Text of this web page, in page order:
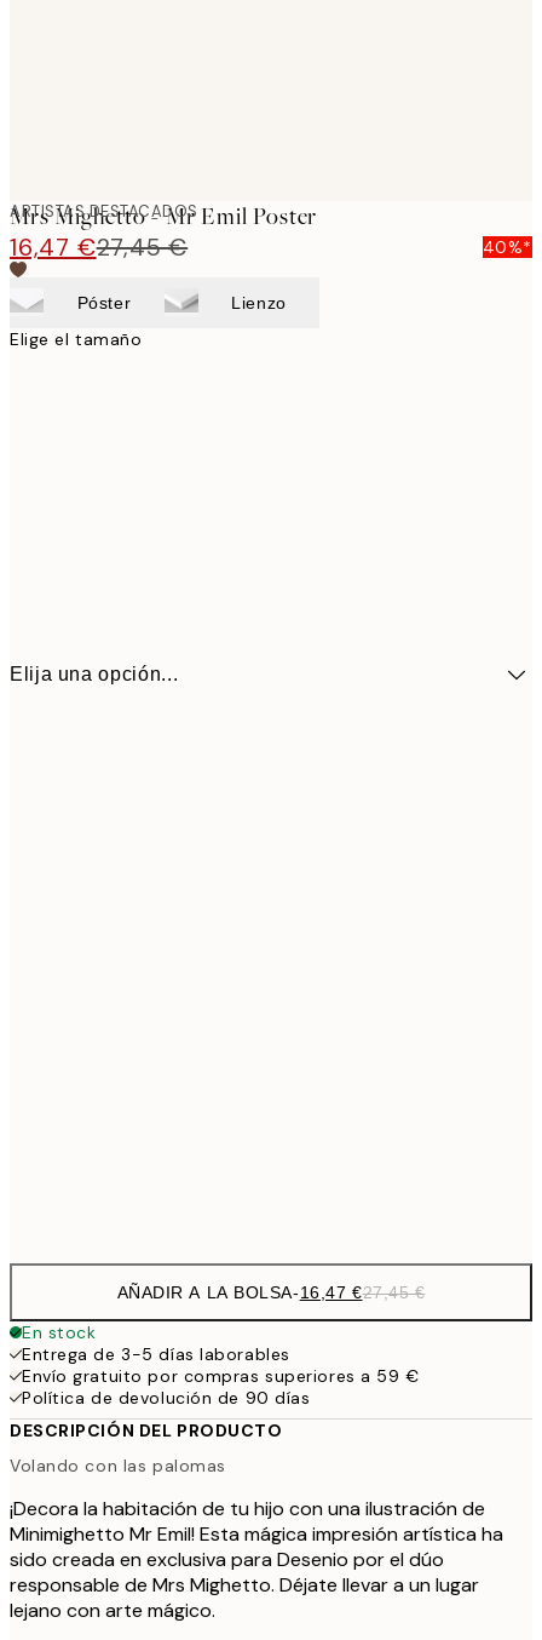
ARTISTAS DESTACADOS
Mrs Mighetto - Mr Emil Poster
16,47 €27,45 € 40%*
Póster Lienzo
Elige el tamaño
Elija una opción...
AÑADIR A LA BOLSA-16,47 €27,45 €
En stock
Entrega de 3-5 días laborables
Envío gratuito por compras superiores a 59 €
Política de devolución de 90 días
DESCRIPCIÓN DEL PRODUCTO
Volando con las palomas
¡Decora la habitación de tu hijo con una ilustración de
Minimighetto Mr Emil! Esta mágica impresión artística ha
sido creada en exclusiva para Desenio por el dúo
responsable de Mrs Mighetto. Déjate llevar a un lugar
lejano con arte mágico.